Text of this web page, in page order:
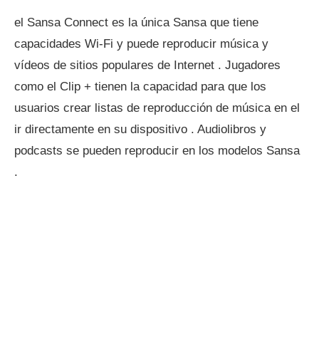
el Sansa Connect es la única Sansa que tiene
capacidades Wi-Fi y puede reproducir música y
vídeos de sitios populares de Internet . Jugadores
como el Clip + tienen la capacidad para que los
usuarios crear listas de reproducción de música en el
ir directamente en su dispositivo . Audiolibros y
podcasts se pueden reproducir en los modelos Sansa
.